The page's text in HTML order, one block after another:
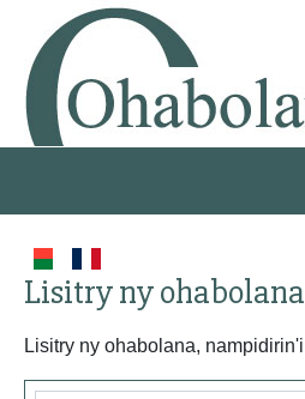
Lisitry ny ohabolana
Lisitry ny ohabolana, nampidirin'i